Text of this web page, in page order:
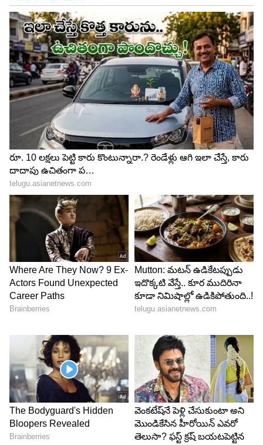
LATEST VIDEOS
ABOUT THE AUTHOR
TD Tirumala Dornala
ఏడేళ్లుగా డిజిటల్, వెబ్ మీడియా రంగంలో పనిచేస్తున్నారు.
ప్రధానంగా సినిమా, ఎంటర్టైన్మెంట్ విభాగాల్లో పని చేసిన అనుభవం
ఉంది. గతంలో కొన్ని మీడియా సంస్థల్లో సబ్ ఎడిటర్ గా రాణించారు.
ప్రస్తుతం 2021 నుంచి ఏసియా నెట్ లో ఎంటర్టైన్మెంట్ విభాగంలో
సీనియర్ సబ్ ఎడిటర్ గా పనిచేస్తున్నారు. సినిమాకి సంబంధించిన
వార్తలు, విశ్లేషణలు అందించడంలో అనుభవం ఉంది.
బాలీవుడ్ ఏషియానెట్ న్యూస్